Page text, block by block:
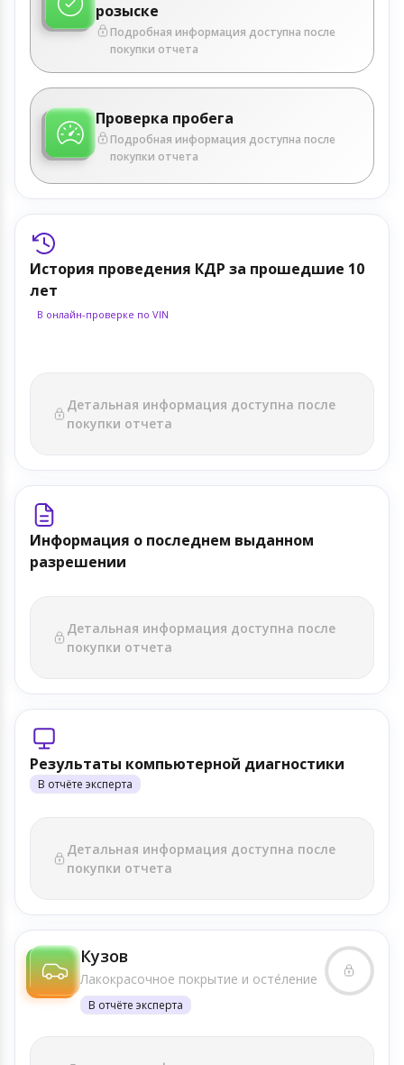
розыске
Подробная информация доступна после
покупки отчета
Проверка пробега
Подробная информация доступна после
покупки отчета
История проведения КДР за прошедшие 10
лет
В онлайн-проверке по VIN
Детальная информация доступна после
покупки отчета
Информация о последнем выданном
разрешении
Детальная информация доступна после
покупки отчета
Результаты компьютерной диагностики
В отчёте эксперта
Детальная информация доступна после
покупки отчета
Кузов
Лакокрасочное покрытие и осте́ление
В отчёте эксперта